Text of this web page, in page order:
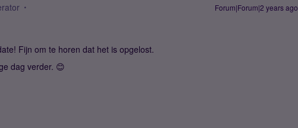
Forum|Forum|2 years ago
Fijn om te horen dat het is opgelost.
dag verder. 😊